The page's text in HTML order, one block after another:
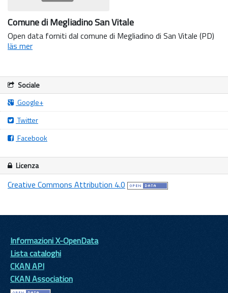
Comune di Megliadino San Vitale
Open data forniti dal comune di Megliadino di San Vitale (PD)
läs mer
Sociale
Google+
Twitter
Facebook
Licenza
Creative Commons Attribution 4.0
Informazioni X-OpenData
Lista cataloghi
CKAN API
CKAN Association